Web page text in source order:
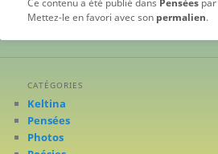
Mettez-le en favori avec son permalien.
CATÉGORIES
Keltina
Pensées
Photos